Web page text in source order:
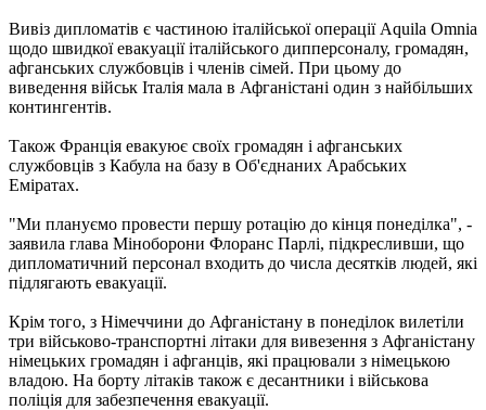
Вивіз дипломатів є частиною італійської операції Aquila Omnia
щодо швидкої евакуації італійського дипперсоналу, громадян,
афганських службовців і членів сімей. При цьому до
виведення військ Італія мала в Афганістані один з найбільших
контингентів.
Також Франція евакуює своїх громадян і афганських
службовців з Кабула на базу в Об'єднаних Арабських
Еміратах.
"Ми плануємо провести першу ротацію до кінця понеділка", -
заявила глава Міноборони Флоранс Парлі, підкресливши, що
дипломатичний персонал входить до числа десятків людей, які
підлягають евакуації.
Крім того, з Німеччини до Афганістану в понеділок вилетіли
три військово-транспортні літаки для вивезення з Афганістану
німецьких громадян і афганців, які працювали з німецькою
владою. На борту літаків також є десантники і військова
поліція для забезпечення евакуації.